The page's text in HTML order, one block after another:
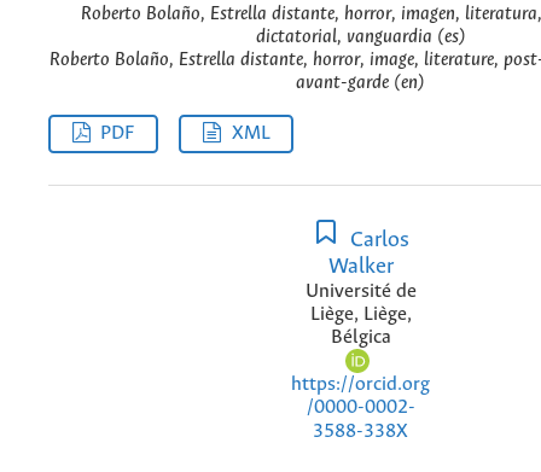
Roberto Bolaño, Estrella distante, horror, imagen,
dictatorial, vanguardia (es)
Roberto Bolaño, Estrella distante, horror, image, literature,
avant-garde (en)
PDF XML
Carlos
Walker
Université de
Liège, Liège,
Bélgica
https://orcid.org
/0000-0002-
3588-338X